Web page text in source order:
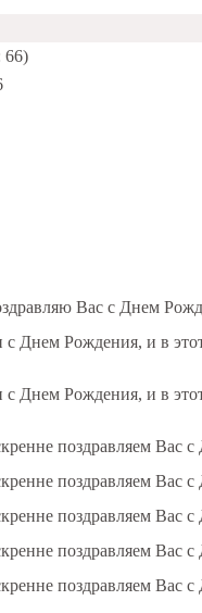
66)
Вас с Днем
Днем Рождения, и в
Днем Рождения, и в
поздравляем Вас
поздравляем Вас
поздравляем Вас
поздравляем Вас
поздравляем Вас